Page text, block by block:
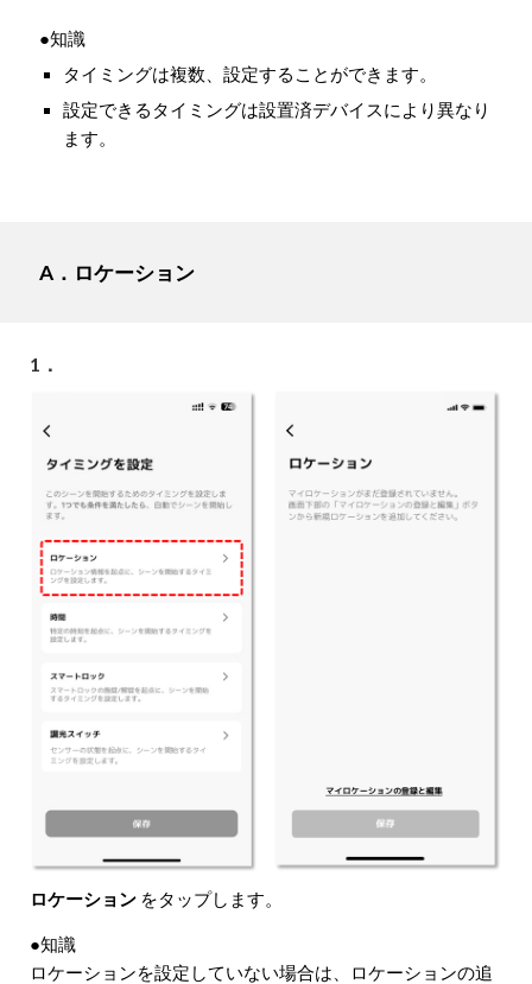
●知識
タイミングは複数、設定することができます。
設定できるタイミングは設置済デバイスにより異なり
ます。
A．ロケーション
1．
ロケーション をタップします。
●知識
ロケーションを設定していない場合は、ロケーションの追